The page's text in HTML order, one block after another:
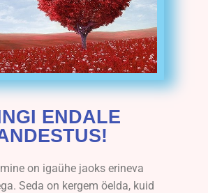
ENDALE
on igaühe jaoks erineva
Seda on kergem öelda, kuid